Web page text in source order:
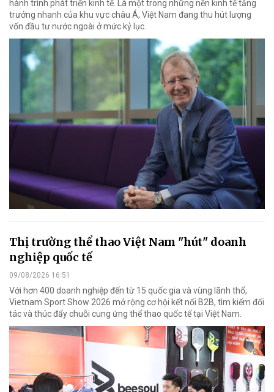
hành trình phát triển kinh tế. Là một trong những nền kinh tế tăng
trưởng nhanh của khu vực châu Á, Việt Nam đang thu hút lượng
vốn đầu tư nước ngoài ở mức kỷ lục.
Thị trường thể thao Việt Nam "hút" doanh
nghiệp quốc tế
09/08/2026 16:51
Với hơn 400 doanh nghiệp đến từ 15 quốc gia và vùng lãnh thổ,
Vietnam Sport Show 2026 mở rộng cơ hội kết nối B2B, tìm kiếm đối
tác và thúc đẩy chuỗi cung ứng thể thao quốc tế tại Việt Nam.